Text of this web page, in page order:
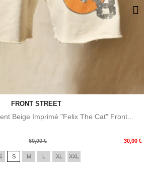
FRONT STREET
Beige Imprimé "Felix The Cat" Front...
60,00 € 30,00 €
S M L XL XXL